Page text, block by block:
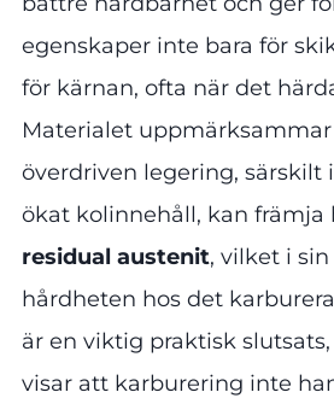
egenskaper inte bara för
för kärnan, ofta när det
Materialet
överdriven legering, särskilt
ökat kolinnehåll, kan
residual austenit, vilket i
hårdheten hos det
är en viktig praktisk
visar att karburering inte